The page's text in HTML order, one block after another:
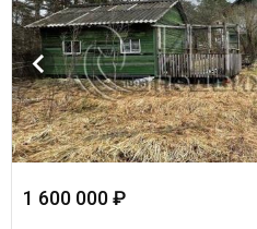
1 600 000 ₽